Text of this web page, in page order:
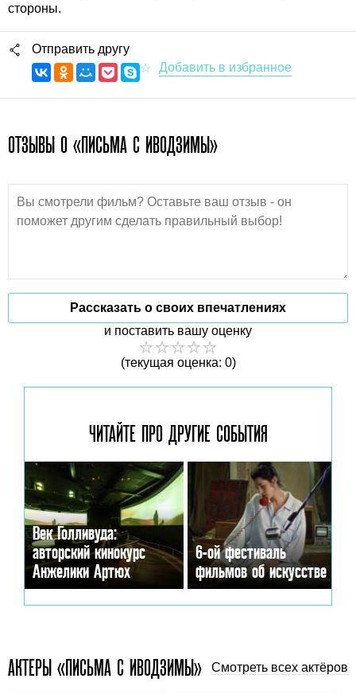
стороны.
Отправить другу
ОТЗЫВЫ О «ПИСЬМА С ИВОДЗИМЫ»
Рассказать о своих впечатлениях
и поставить вашу оценку
(текущая оценка: 0)
ЧИТАЙТЕ ПРО ДРУГИЕ СОБЫТИЯ
Век Голливуда:
авторский кинокурс
Анжелики Артюх
6-ой фестиваль
фильмов об искусстве
АКТЕРЫ «ПИСЬМА С ИВОДЗИМЫ» Смотреть всех актёров